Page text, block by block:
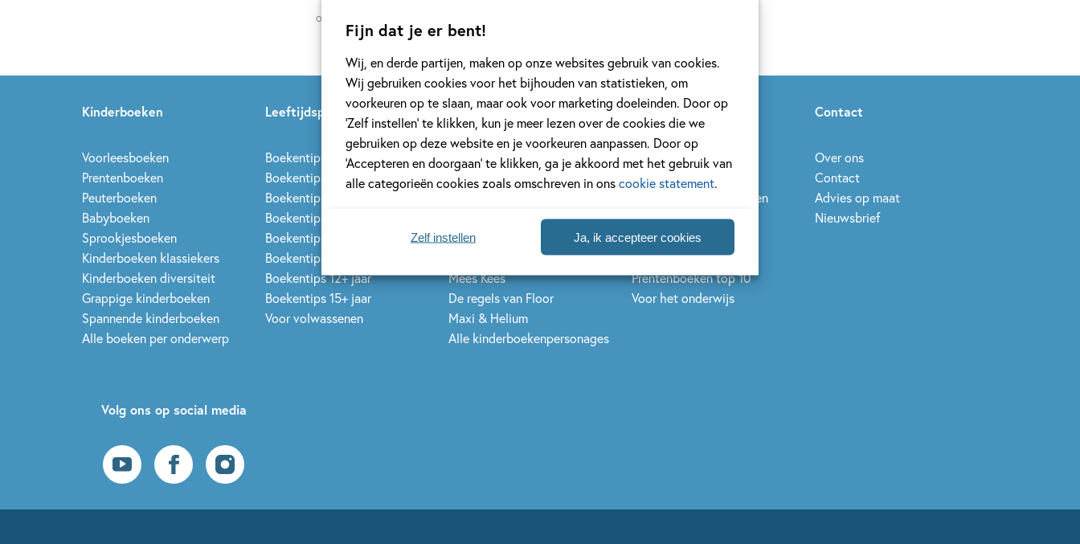
Fijn dat je er bent!
Wij, en derde partijen, maken op onze websites gebruik van cookies.
Wij gebruiken cookies voor het bijhouden van statistieken, om
voorkeuren op te slaan, maar ook voor marketing doeleinden. Door op
‘Zelf instellen’ te klikken, kun je meer lezen over de cookies die we
gebruiken op deze website en je voorkeuren aanpassen. Door op
‘Accepteren en doorgaan’ te klikken, ga je akkoord met het gebruik van
alle categorieën cookies zoals omschreven in onscookie statement.
Ja, ik accepteer cookies
Zelf instellen
Op onze nieuwsbrieven is het
Kinderboeken
Voorleesboeken
Prentenboeken
Peuterboeken
Babyboeken
Sprookjesboeken
Kinderboeken klassiekers
Kinderboeken diversiteit
Grappige kinderboeken
Spannende kinderboeken
Alle boeken per onderwerp
Leeftijdspagina’s
Boekentips 0 - 1,5 jaar
Boekentips 1,5 - 3 jaar
Boekentips 3 - 5 jaar
Boekentips 5 - 7 jaar
Boekentips 7 - 9 jaar
Boekentips 9 - 12 jaar
Boekentips 12+ jaar
Boekentips 15+ jaar
Voor volwassenen
Series & karakters
De Gorgels
Dog Man
Kikker
Spekkie en Sproet
Mees Kees
De regels van Floor
Maxi & Helium
Alle kinderboekenpersonages
Inspiratie & nieuws
Kinderboekenweek
Kinderjury
Nationale Voorleesdagen
Griffels en Penselen
Woutertje Pieterse Prijs
Kinderboeken top 10
Prentenboeken top 10
Voor het onderwijs
Contact
Over ons
Contact
Advies op maat
Nieuwsbrief
Volg ons op social media